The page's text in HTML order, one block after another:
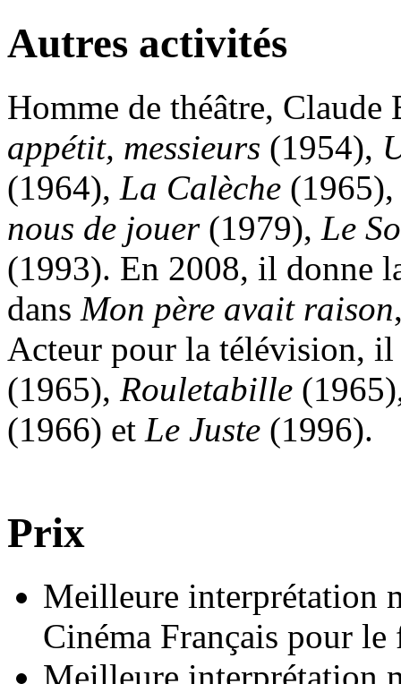
Autres activités
Homme de théâtre, Claude
appétit, messieurs (1954),
(1964), La Calèche
nous de jouer(1979), Le
(1993). En 2008, il donne
dans Mon père avait raison
Acteur pour la télévision,
(1965), Rouletabille
(1966) et Le Juste (1996).
Prix
Meilleure interprétation
Cinéma Français pour